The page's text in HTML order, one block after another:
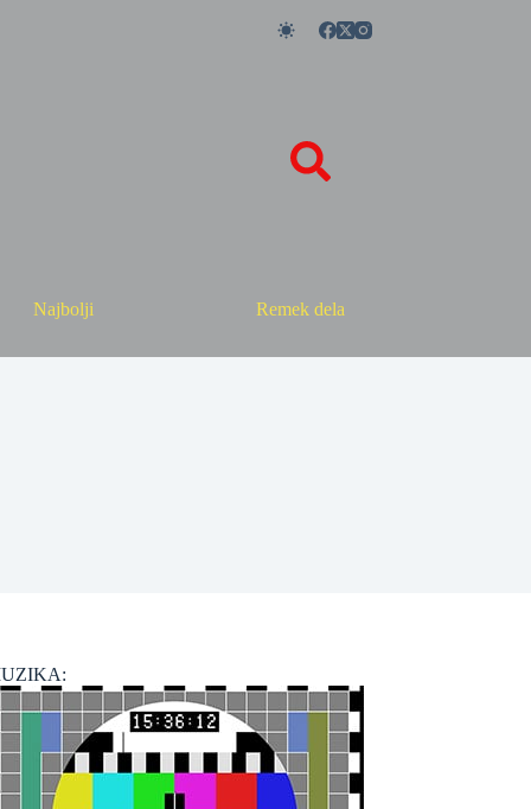
Najbolji Remek dela